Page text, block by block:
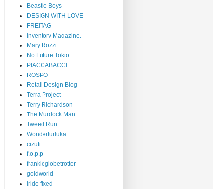
Beastie Boys
DESIGN WITH LOVE
FREITAG
Inventory Magazine.
Mary Rozzi
No Future Tokio
PIACCABACCI
ROSPO
Retail Design Blog
Terra Project
Terry Richardson
The Murdock Man
Tweed Run
Wonderfurluka
cizuti
f.o.p.p
frankieglobetrotter
goldworld
iride fixed